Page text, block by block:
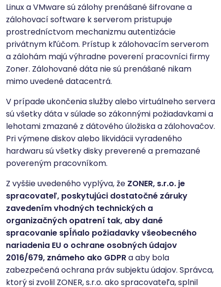
Linux a VMware sú zálohy prenášané šifrovane a
zálohovací software k serverom pristupuje
prostredníctvom mechanizmu autentizácie
privátnym kľúčom. Prístup k zálohovacím serverom
a zálohám majú výhradne poverení pracovníci firmy
Zoner. Zálohované dáta nie sú prenášané nikam
mimo uvedené datacentrá.
V prípade ukončenia služby alebo virtuálneho servera
sú všetky dáta v súlade so zákonnými požiadavkami a
lehotami zmazané z dátového úložiska a zálohovačov.
Pri výmene diskov alebo likvidácii vyradeného
hardwaru sú všetky disky preverené a premazané
povereným pracovníkom.
Z vyššie uvedeného vyplýva, že ZONER, s.r.o. je
spracovateľ, poskytujúci dostatočné záruky
zavedením vhodných technických a
organizačných opatrení tak, aby dané
spracovanie spĺňalo požiadavky všeobecného
nariadenia EU o ochrane osobných údajov
2016/679, známeho ako GDPRa aby bola
zabezpečená ochrana práv subjektu údajov. Správca,
ktorý si zvolil ZONER, s.r.o. ako spracovateľa, splnil